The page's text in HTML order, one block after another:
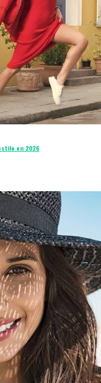
en 2026